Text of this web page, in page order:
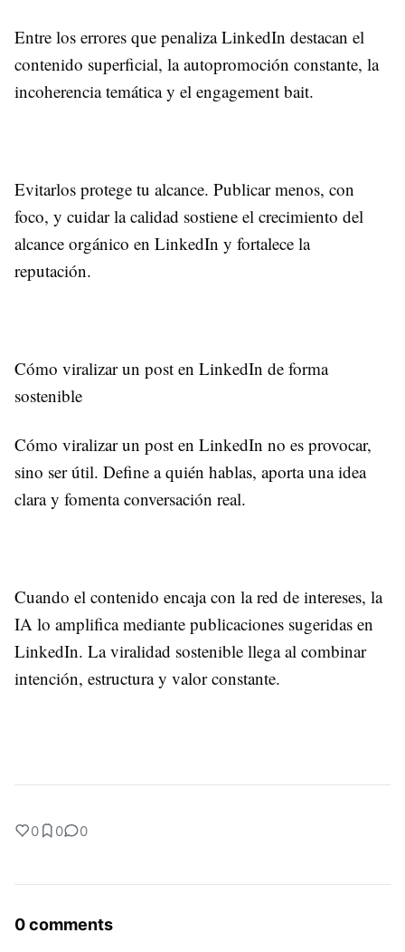
Entre los errores que penaliza LinkedIn destacan el
contenido superficial, la autopromoción constante, la
incoherencia temática y el engagement bait.
Evitarlos protege tu alcance. Publicar menos, con
foco, y cuidar la calidad sostiene el crecimiento del
alcance orgánico en LinkedIn y fortalece la
reputación.
Cómo viralizar un post en LinkedIn de forma
sostenible
Cómo viralizar un post en LinkedIn no es provocar,
sino ser útil. Define a quién hablas, aporta una idea
clara y fomenta conversación real.
Cuando el contenido encaja con la red de intereses, la
IA lo amplifica mediante publicaciones sugeridas en
LinkedIn. La viralidad sostenible llega al combinar
intención, estructura y valor constante.
0 0 0
0 comments